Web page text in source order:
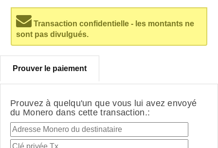
Transaction confidentielle - les montants ne
sont pas divulgués.
Prouver le paiement
Prouvez à quelqu'un que vous lui avez envoyé
du Monero dans cette transaction.: